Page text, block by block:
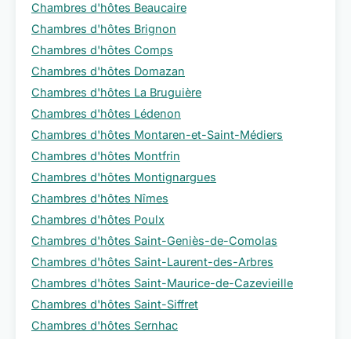
Chambres d'hôtes Beaucaire
Chambres d'hôtes Brignon
Chambres d'hôtes Comps
Chambres d'hôtes Domazan
Chambres d'hôtes La Bruguière
Chambres d'hôtes Lédenon
Chambres d'hôtes Montaren-et-Saint-Médiers
Chambres d'hôtes Montfrin
Chambres d'hôtes Montignargues
Chambres d'hôtes Nîmes
Chambres d'hôtes Poulx
Chambres d'hôtes Saint-Geniès-de-Comolas
Chambres d'hôtes Saint-Laurent-des-Arbres
Chambres d'hôtes Saint-Maurice-de-Cazevieille
Chambres d'hôtes Saint-Siffret
Chambres d'hôtes Sernhac